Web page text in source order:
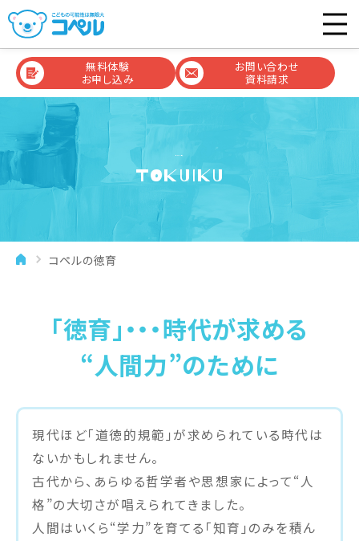
無料体験
お申し込み
お問い合わせ
資料請求
TOKUIKU
コペルの徳育
「徳育」・・・時代が求める
“人間力”のために
現代ほど「道徳的規範」が求められている時代は
ないかもしれません。
古代から、あらゆる哲学者や思想家によって“人
格”の大切さが唱えられてきました。
人間はいくら“学力”を育てる「知育」のみを積ん